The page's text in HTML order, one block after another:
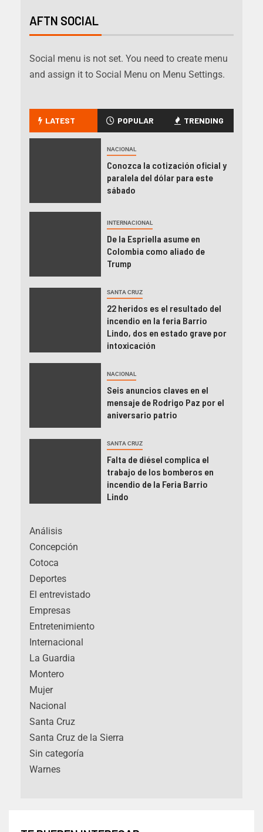
AFTN SOCIAL
Social menu is not set. You need to create menu
and assign it to Social Menu on Menu Settings.
LATEST POPULAR TRENDING
NACIONAL
Conozca la cotización oficial y
paralela del dólar para este
sábado
INTERNACIONAL
De la Espriella asume en
Colombia como aliado de
Trump
SANTA CRUZ
22 heridos es el resultado del
incendio en la feria Barrio
Lindo, dos en estado grave por
intoxicación
NACIONAL
Seis anuncios claves en el
mensaje de Rodrigo Paz por el
aniversario patrio
SANTA CRUZ
Falta de diésel complica el
trabajo de los bomberos en
incendio de la Feria Barrio
Lindo
Análisis
Concepción
Cotoca
Deportes
El entrevistado
Empresas
Entretenimiento
Internacional
La Guardia
Montero
Mujer
Nacional
Santa Cruz
Santa Cruz de la Sierra
Sin categoría
Warnes